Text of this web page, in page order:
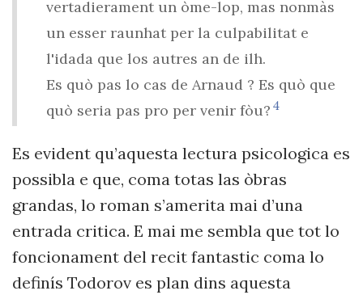
vertadierament un òme-lop, mas nonmàs
un esser raunhat per la culpabilitat e
l'idada que los autres an de ilh.
Es quò pas lo cas de Arnaud ? Es quò que
quò seria pas pro per venir fòu? 4
Es evident qu’aquesta lectura psicologica es
possibla e que, coma totas las òbras
grandas, lo roman s’amerita mai d’una
entrada critica. E mai me sembla que tot lo
foncionament del recit fantastic coma lo
definís Todorov es plan dins aquesta